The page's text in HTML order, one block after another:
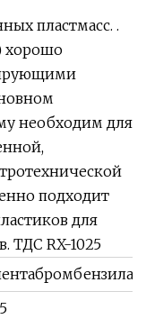
пластмасс. .
хорошо
необходим для
подходит
для
ТДС RX-1025